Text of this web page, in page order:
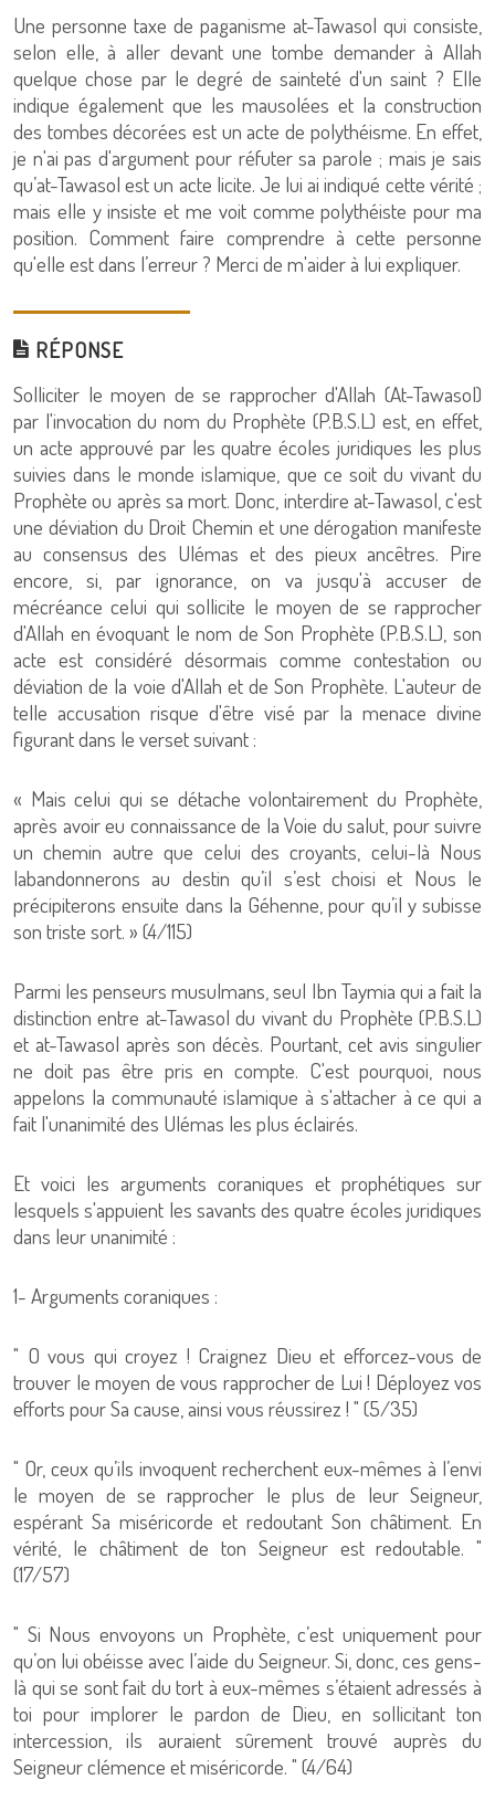
Une personne taxe de paganisme at-Tawasol qui consiste,
selon elle, à aller devant une tombe demander à Allah
quelque chose par le degré de sainteté d'un saint ? Elle
indique également que les mausolées et la construction
des tombes décorées est un acte de polythéisme. En effet,
je n'ai pas d'argument pour réfuter sa parole ; mais je sais
qu’at-Tawasol est un acte licite. Je lui ai indiqué cette vérité ;
mais elle y insiste et me voit comme polythéiste pour ma
position. Comment faire comprendre à cette personne
qu'elle est dans l’erreur ? Merci de m'aider à lui expliquer.
RÉPONSE
Solliciter le moyen de se rapprocher d'Allah (At-Tawasol)
par l'invocation du nom du Prophète (P.B.S.L) est, en effet,
un acte approuvé par les quatre écoles juridiques les plus
suivies dans le monde islamique, que ce soit du vivant du
Prophète ou après sa mort. Donc, interdire at-Tawasol, c'est
une déviation du Droit Chemin et une dérogation manifeste
au consensus des Ulémas et des pieux ancêtres. Pire
encore, si, par ignorance, on va jusqu'à accuser de
mécréance celui qui sollicite le moyen de se rapprocher
d'Allah en évoquant le nom de Son Prophète (P.B.S.L), son
acte est considéré désormais comme contestation ou
déviation de la voie d'Allah et de Son Prophète. L'auteur de
telle accusation risque d'être visé par la menace divine
figurant dans le verset suivant :
« Mais celui qui se détache volontairement du Prophète,
après avoir eu connaissance de la Voie du salut, pour suivre
un chemin autre que celui des croyants, celui-là Nous
labandonnerons au destin qu’il s’est choisi et Nous le
précipiterons ensuite dans la Géhenne, pour qu’il y subisse
son triste sort. » (4/115)
Parmi les penseurs musulmans, seul Ibn Taymia qui a fait la
distinction entre at-Tawasol du vivant du Prophète (P.B.S.L)
et at-Tawasol après son décès. Pourtant, cet avis singulier
ne doit pas être pris en compte. C'est pourquoi, nous
appelons la communauté islamique à s'attacher à ce qui a
fait l'unanimité des Ulémas les plus éclairés.
Et voici les arguments coraniques et prophétiques sur
lesquels s'appuient les savants des quatre écoles juridiques
dans leur unanimité :
1- Arguments coraniques :
" O vous qui croyez ! Craignez Dieu et efforcez-vous de
trouver le moyen de vous rapprocher de Lui ! Déployez vos
efforts pour Sa cause, ainsi vous réussirez ! " (5/35)
" Or, ceux qu’ils invoquent recherchent eux-mêmes à l’envi
le moyen de se rapprocher le plus de leur Seigneur,
espérant Sa miséricorde et redoutant Son châtiment. En
vérité, le châtiment de ton Seigneur est redoutable. "
(17/57)
" Si Nous envoyons un Prophète, c’est uniquement pour
qu’on lui obéisse avec l’aide du Seigneur. Si, donc, ces gens-
là qui se sont fait du tort à eux-mêmes s’étaient adressés à
toi pour implorer le pardon de Dieu, en sollicitant ton
intercession, ils auraient sûrement trouvé auprès du
Seigneur clémence et miséricorde. " (4/64)